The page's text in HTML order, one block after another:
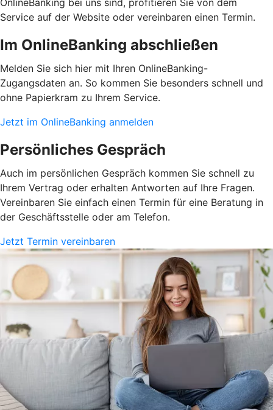
Service auf der Website oder vereinbaren einen Termin.
Im OnlineBanking abschließen
Melden Sie sich hier mit Ihren OnlineBanking-
Zugangsdaten an. So kommen Sie besonders schnell und
ohne Papierkram zu Ihrem Service.
Jetzt im OnlineBanking anmelden
Persönliches Gespräch
Auch im persönlichen Gespräch kommen Sie schnell zu
Ihrem Vertrag oder erhalten Antworten auf Ihre Fragen.
Vereinbaren Sie einfach einen Termin für eine Beratung in
der Geschäftsstelle oder am Telefon.
Jetzt Termin vereinbaren